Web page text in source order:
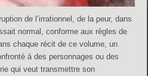
de l’irrationnel, de la peur, dans
normal, conforme aux règles de
chaque récit de ce volume, un
à des personnages ou des
qui veut transmettre son